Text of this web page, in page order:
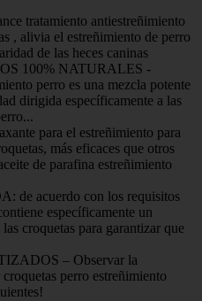
tratamiento antiestreñimiento
, alivia el estreñimiento de perro
de las heces caninas
100% NATURALES -
perro es una mezcla potente
dirigida específicamente a las
para el estreñimiento para
más eficaces que otros
de parafina estreñimiento
de acuerdo con los requisitos
específicamente un
croquetas para garantizar que
– Observar la
perro estreñimiento